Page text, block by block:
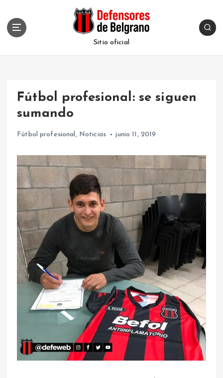
Sitio oficial
Fútbol profesional: se siguen
sumando
Fútbol profesional, Noticias junio 11, 2019